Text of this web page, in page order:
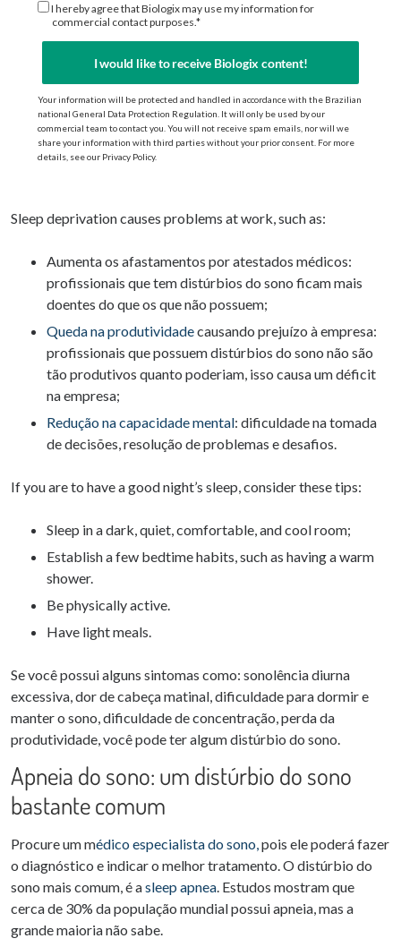
I hereby agree that Biologix may use my information for
commercial contact purposes.*
I would like to receive Biologix content!
Your information will be protected and handled in accordance with the Brazilian
national General Data Protection Regulation. It will only be used by our
commercial team to contact you. You will not receive spam emails, nor will we
share your information with third parties without your prior consent. For more
details, see our Privacy Policy.
Sleep deprivation causes problems at work, such as:
Aumenta os afastamentos por atestados médicos:
profissionais que tem distúrbios do sono ficam mais
doentes do que os que não possuem;
Queda na produtividadecausando prejuízo à empresa:
profissionais que possuem distúrbios do sono não são
tão produtivos quanto poderiam, isso causa um déficit
na empresa;
Redução na capacidade mental: dificuldade na tomada
de decisões, resolução de problemas e desafios.
If you are to have a good night’s sleep, consider these tips:
Sleep in a dark, quiet, comfortable, and cool room;
Establish a few bedtime habits, such as having a warm
shower.
Be physically active.
Have light meals.
Se você possui alguns sintomas como: sonolência diurna
excessiva, dor de cabeça matinal, dificuldade para dormir e
manter o sono, dificuldade de concentração, perda da
produtividade, você pode ter algum distúrbio do sono.
Apneia do sono: um distúrbio do sono
bastante comum
Procure um médico especialista do sono,pois ele poderá fazer
o diagnóstico e indicar o melhor tratamento. O distúrbio do
sono mais comum, é asleep apnea. Estudos mostram que
cerca de 30% da população mundial possui apneia, mas a
grande maioria não sabe.